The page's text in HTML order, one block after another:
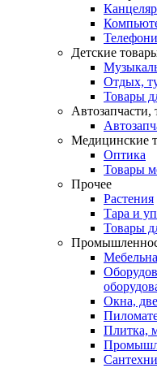
Детские
Отдых,
Товары
Автозапчасти,
Медицинские
Оптика
Товары
Прочее
Растения
Тара и
Товары
Окна,
Плитка,